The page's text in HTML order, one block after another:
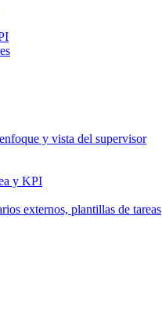
y vista del supervisor
y KPI
externos, plantillas de tareas